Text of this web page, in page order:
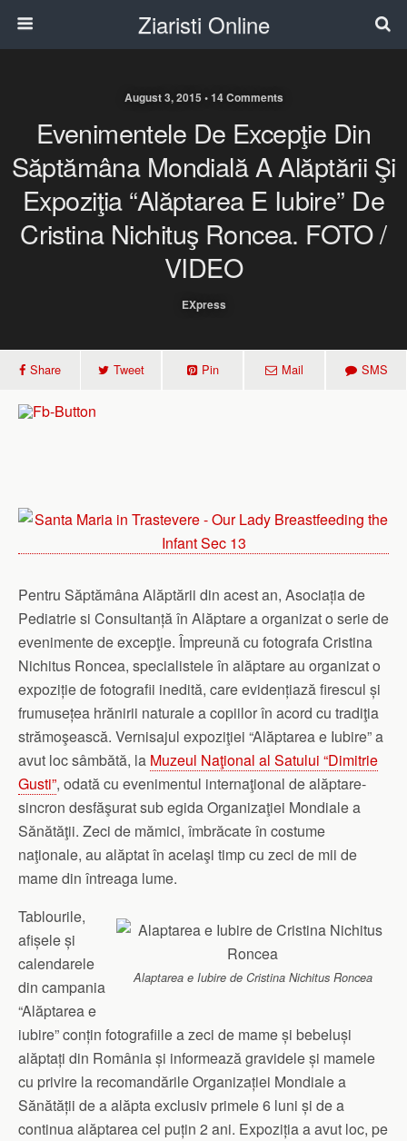
Ziaristi Online
August 3, 2015 • 14 Comments
Evenimentele De Excepţie Din
Săptămâna Mondială A Alăptării Şi
Expoziţia “Alăptarea E Iubire” De
Cristina Nichituş Roncea. FOTO /
VIDEO
EXpress
Share Tweet Pin Mail SMS
Pentru Săptămâna Alăptării din acest an, Asociația de
Pediatrie si Consultanță în Alăptare a organizat o serie de
evenimente de excepţie. Împreună cu fotografa Cristina
Nichitus Roncea, specialistele în alăptare au organizat o
expoziție de fotografii inedită, care evidențiază firescul și
frumusețea hrănirii naturale a copiilor în acord cu tradiţia
strămoşească. Vernisajul expoziţiei “Alăptarea e Iubire” a
avut loc sâmbătă, la Muzeul Naţional al Satului “Dimitrie
Gusti”, odată cu evenimentul internaţional de alăptare-
sincron desfăşurat sub egida Organizaţiei Mondiale a
Sănătăţii. Zeci de mămici, îmbrăcate în costume
naţionale, au alăptat în acelaşi timp cu zeci de mii de
mame din întreaga lume.
Alaptarea e Iubire de Cristina Nichitus Roncea
Tablourile,
afișele și
calendarele
din campania
“Alăptarea e
iubire” conțin fotografiile a zeci de mame și bebeluși
alăptați din România și informează gravidele și mamele
cu privire la recomandările Organizației Mondiale a
Sănătății de a alăpta exclusiv primele 6 luni și de a
continua alăptarea cel puțin 2 ani. Expoziția a avut loc, pe